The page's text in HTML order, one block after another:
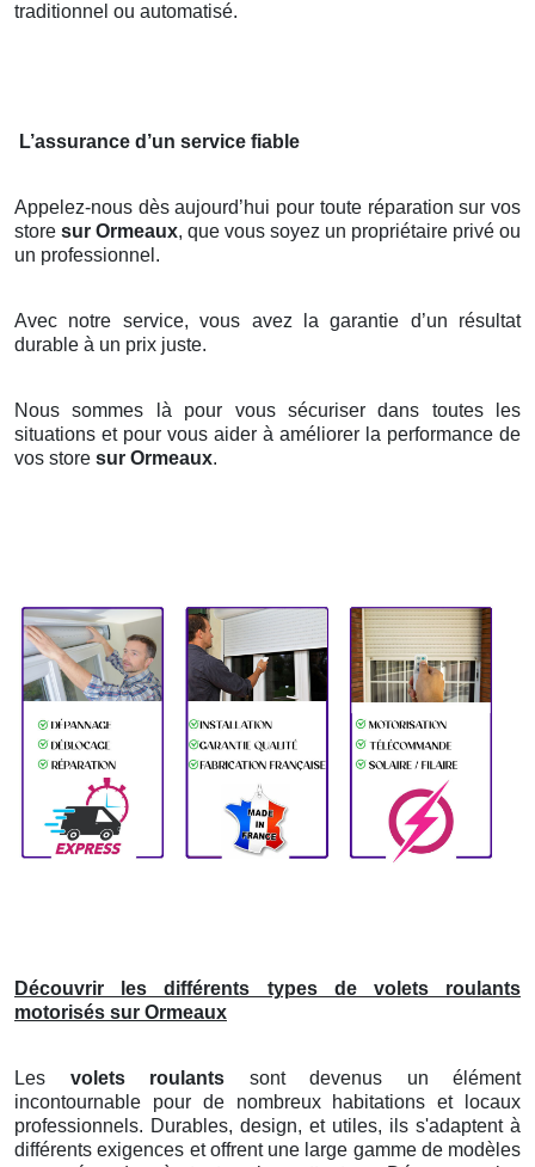
traditionnel ou automatisé.
L’assurance d’un service fiable
Appelez-nous dès aujourd’hui pour toute réparation sur vos
store sur Ormeaux, que vous soyez un propriétaire privé ou
un professionnel.
Avec notre service, vous avez la garantie d’un résultat
durable à un prix juste.
Nous sommes là pour vous sécuriser dans toutes les
situations et pour vous aider à améliorer la performance de
vos store sur Ormeaux.
Découvrir les différents types de volets roulants
motorisés sur Ormeaux
Les volets roulants sont devenus un élément
incontournable pour de nombreux habitations et locaux
professionnels. Durables, design, et utiles, ils s'adaptent à
différents exigences et offrent une large gamme de modèles